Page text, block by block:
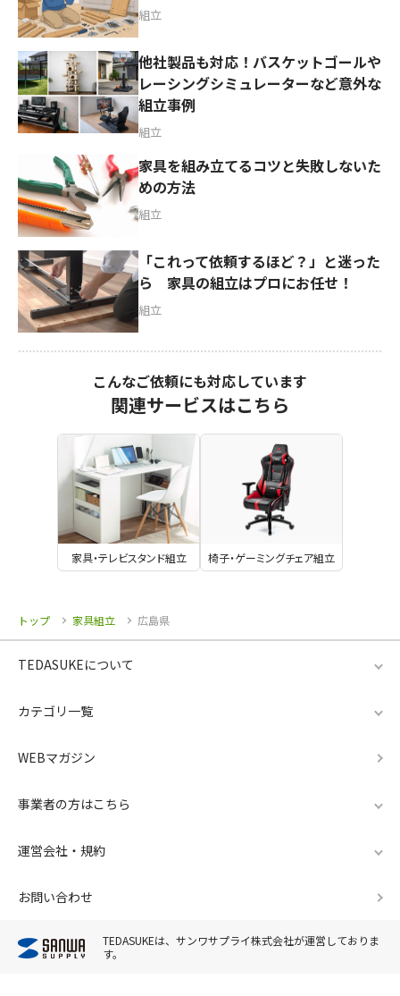
組立
他社製品も対応！バスケットゴールや
レーシングシミュレーターなど意外な
組立事例
組立
家具を組み立てるコツと失敗しないた
めの方法
組立
「これって依頼するほど？」と迷った
ら 家具の組立はプロにお任せ！
組立
こんなご依頼にも対応しています
関連サービスはこちら
家具・テレビスタンド組立 椅子・ゲーミングチェア組立
トップ 家具組立 広島県
TEDASUKEについて
カテゴリ一覧
WEBマガジン
事業者の方はこちら
運営会社・規約
お問い合わせ
TEDASUKEは、サンワサプライ株式会社が運営しておりま
す。